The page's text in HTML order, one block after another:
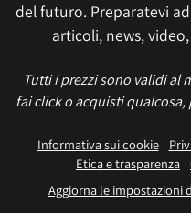
del futuro. Preparatevi
articoli, news,
Tutti i prezzi sono validi al
fai click o acquisti
Informativa sui cookie
Etica e trasparenza
Aggiorna le